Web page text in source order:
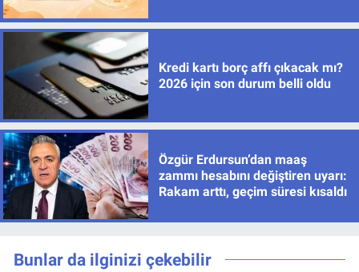
Kredi kartı borç affı çıkacak mı?
2026 için son durum belli oldu
Özgür Erdursun’dan maaş
zammı hesabını değiştiren uyarı:
Rakam arttı, geçim süresi kısaldı
Bunlar da ilginizi çekebilir